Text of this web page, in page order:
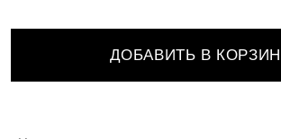
ДОБАВИТЬ В